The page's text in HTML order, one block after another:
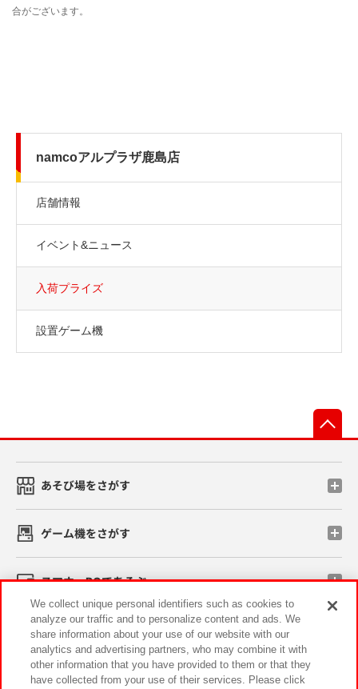
namcoアルプラザ鹿島店
店舗情報
イベント&ニュース
入荷プライズ
設置ゲーム機
あそび場をさがす
ゲーム機をさがす
スマホ・PCであそぶ
イベント・キャンペーン
We collect unique personal identifiers such as cookies to
analyze our traffic and to personalize content and ads. We
share information about your use of our website with our
analytics and advertising partners, who may combine it with
other information that you have provided to them or that they
have collected from your use of their services. Please click